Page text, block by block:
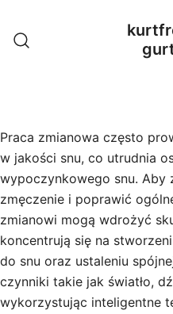
content
Praca zmianowa często
w jakości snu, co utrudnia
wypoczynkowego snu. Aby
zmęczenie i poprawić
zmianowi mogą wdrożyć
koncentrują się na
do snu oraz ustaleniu
czynniki takie jak światło,
wykorzystując inteligentne